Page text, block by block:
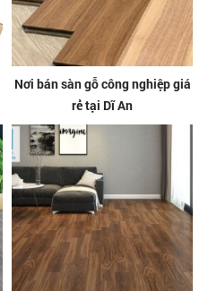
Nơi bán sàn gỗ công nghiệp giá
rẻ tại Dĩ An